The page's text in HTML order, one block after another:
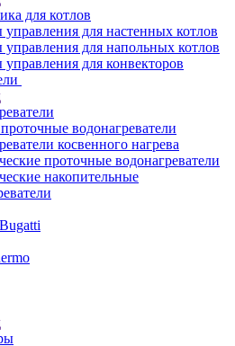
для котлов
для настенных котлов
для напольных котлов
для конвекторов
водонагреватели
косвенного нагрева
проточные водонагреватели
накопительные